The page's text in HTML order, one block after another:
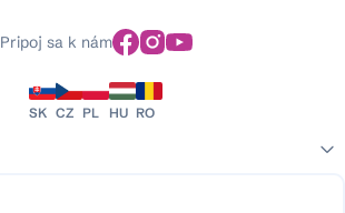
Pripoj sa k nám
SK CZ PL HU RO